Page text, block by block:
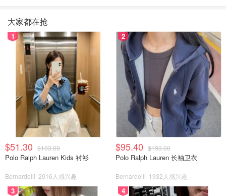
大家都在抢
1
$51.30 $103.00
Polo Ralph Lauren Kids 衬衫
Bernardelli 2016人感兴趣
2
$95.40 $193.00
Polo Ralph Lauren 长袖卫衣
Bernardelli 1932人感兴趣
3 4